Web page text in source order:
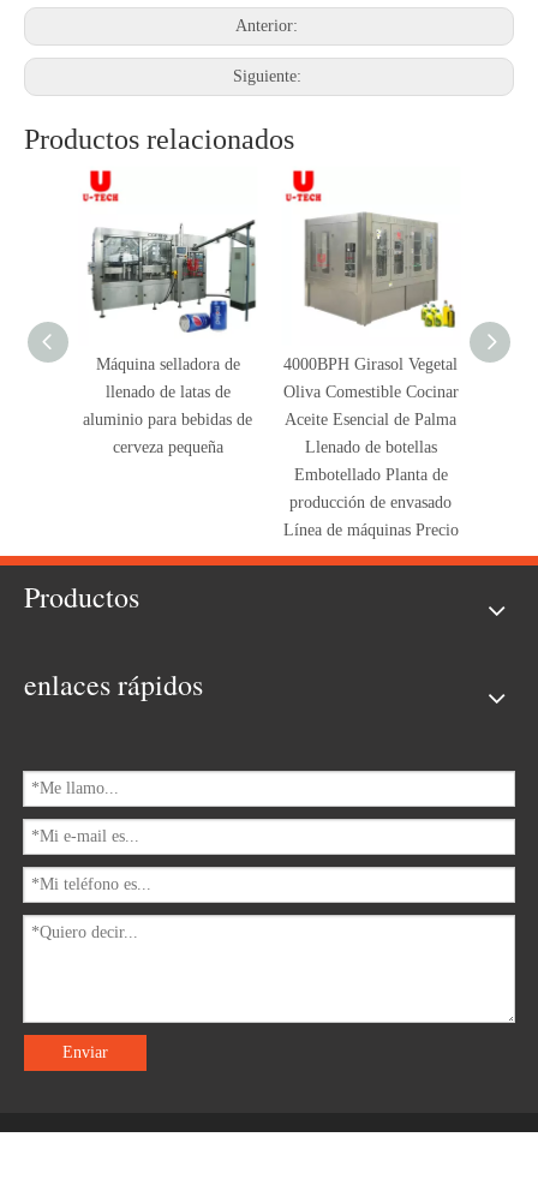
Anterior:
Siguiente:
Productos relacionados
Máquina selladora de
llenado de latas de
aluminio para bebidas de
cerveza pequeña
4000BPH Girasol Vegetal
Oliva Comestible Cocinar
Aceite Esencial de Palma
Llenado de botellas
Embotellado Planta de
producción de envasado
Línea de máquinas Precio
6000
Productos
enlaces rápidos
Enviar